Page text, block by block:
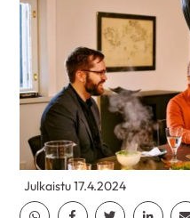
Julkaistu 17.4.2024
Jaa Whatsapp
Jaa Facebook
Jaa Twitter
Jaa